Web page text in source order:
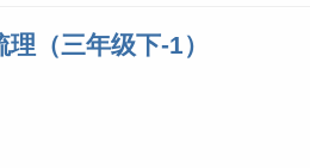
（三年级下-1）